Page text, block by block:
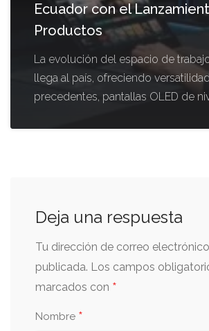
Ecuador con el
Productos
La evolución del espacio de
llega al país, ofreciendo
precedentes, pantallas OLED de
Deja una respuesta
Tu dirección de correo
publicada. Los campos
marcados con *
Nombre *